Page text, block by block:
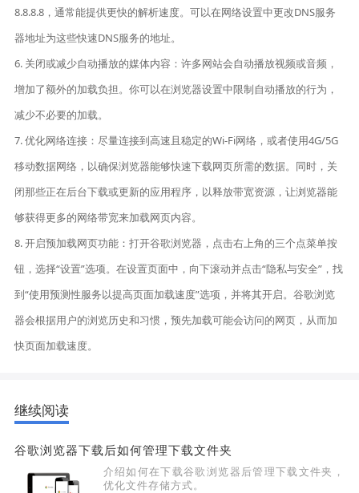
8.8.8.8，通常能提供更快的解析速度。可以在网络设置中更改DNS服务
器地址为这些快速DNS服务的地址。
6. 关闭或减少自动播放的媒体内容：许多网站会自动播放视频或音频，
增加了额外的加载负担。你可以在浏览器设置中限制自动播放的行为，
减少不必要的加载。
7. 优化网络连接：尽量连接到高速且稳定的Wi-Fi网络，或者使用4G/5G
移动数据网络，以确保浏览器能够快速下载网页所需的数据。同时，关
闭那些正在后台下载或更新的应用程序，以释放带宽资源，让浏览器能
够获得更多的网络带宽来加载网页内容。
8. 开启预加载网页功能：打开谷歌浏览器，点击右上角的三个点菜单按
钮，选择“设置”选项。在设置页面中，向下滚动并点击“隐私与安全”，找
到“使用预测性服务以提高页面加载速度”选项，并将其开启。谷歌浏览
器会根据用户的浏览历史和习惯，预先加载可能会访问的网页，从而加
快页面加载速度。
继续阅读
谷歌浏览器下载后如何管理下载文件夹
介绍如何在下载谷歌浏览器后管理下载文件夹，
优化文件存储方式。